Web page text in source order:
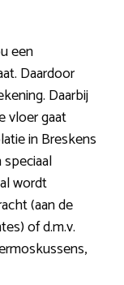
een
Daardoor
Daarbij
vloer gaat
in Breskens
wordt
(aan de
of d.m.v.